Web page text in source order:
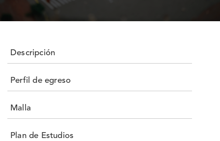
Descripción
Perfil de egreso
Malla
Plan de Estudios